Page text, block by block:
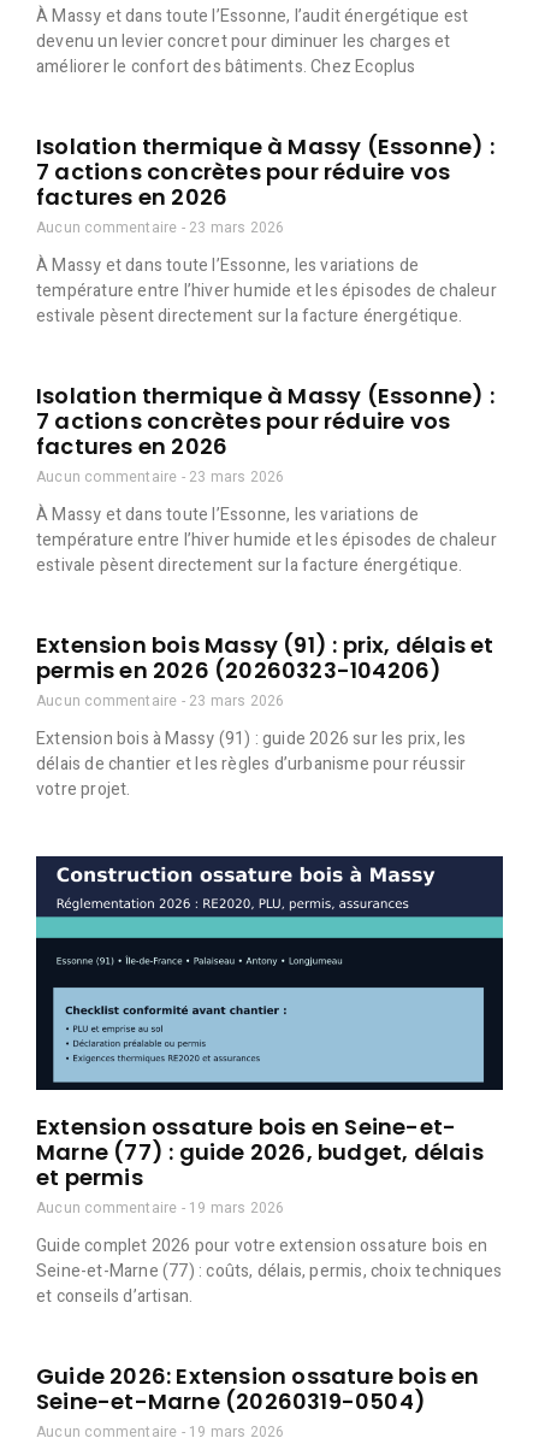
À Massy et dans toute l’Essonne, l’audit énergétique est
devenu un levier concret pour diminuer les charges et
améliorer le confort des bâtiments. Chez Ecoplus
Isolation thermique à Massy (Essonne) :
7 actions concrètes pour réduire vos
factures en 2026
Aucun commentaire 23 mars 2026
À Massy et dans toute l’Essonne, les variations de
température entre l’hiver humide et les épisodes de chaleur
estivale pèsent directement sur la facture énergétique.
Isolation thermique à Massy (Essonne) :
7 actions concrètes pour réduire vos
factures en 2026
Aucun commentaire 23 mars 2026
À Massy et dans toute l’Essonne, les variations de
température entre l’hiver humide et les épisodes de chaleur
estivale pèsent directement sur la facture énergétique.
Extension bois Massy (91) : prix, délais et
permis en 2026 (20260323-104206)
Aucun commentaire 23 mars 2026
Extension bois à Massy (91) : guide 2026 sur les prix, les
délais de chantier et les règles d’urbanisme pour réussir
votre projet.
Extension ossature bois en Seine-et-
Marne (77) : guide 2026, budget, délais
et permis
Aucun commentaire 19 mars 2026
Guide complet 2026 pour votre extension ossature bois en
Seine-et-Marne (77) : coûts, délais, permis, choix techniques
et conseils d’artisan.
Guide 2026: Extension ossature bois en
Seine-et-Marne (20260319-0504)
Aucun commentaire 19 mars 2026